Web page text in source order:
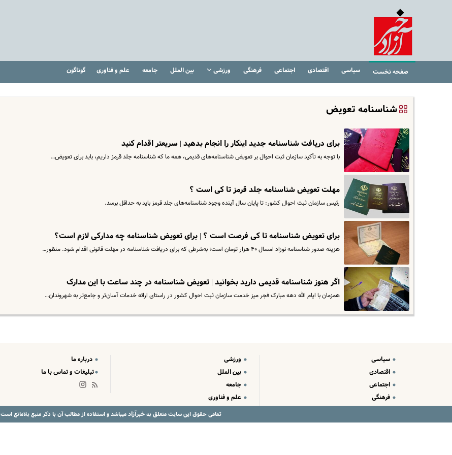
صفحه نخست سیاسی اقتصادی اجتماعی فرهنگی ورزشی بین الملل جامعه علم و فناوری گوناگون
شناسنامه تعویض
برای دریافت شناسنامه جدید اینکار را انجام بدهید | سریعتر اقدام کنید
با توجه به تأکید سازمان ثبت احوال بر تعویض شناسنامه‌های قدیمی، همه ما که شناسنامه جلد قرمز داریم، باید برای تعویض…
مهلت تعویض شناسنامه جلد قرمز تا کی است ؟
رئیس سازمان ثبت احوال کشور: تا پایان سال آینده وجود شناسنامه‌های جلد قرمز باید به حداقل برسد.
برای تعویض شناسنامه تا کی فرصت است ؟ | برای تعویض شناسنامه چه مدارکی لازم است؟
هزینه صدور شناسنامه نوزاد امسال ۴۰ هزار تومان است؛ به‌شرطی که برای دریافت شناسنامه در مهلت قانونی اقدام شود. منظور…
اگر هنوز شناسنامه قدیمی دارید بخوانید | تعویض شناسنامه در چند ساعت با این مدارک
همزمان با ایام الله دهه مبارک فجر میز خدمت سازمان ثبت احوال کشور در راستای ارائه خدمات آسان‌تر و جامع‌تر به شهروندان…
سیاسی
اقتصادی
اجتماعی
فرهنگی
ورزشی
بین الملل
جامعه
علم و فناوری
درباره ما
تبلیغات و تماس با ما
تمامی حقوق این سایت متعلق بهخبرآزادمیباشد و استفاده از مطالب آن با ذکر منبع بلامانع است